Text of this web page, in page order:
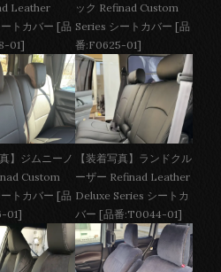
Leather
トカバー [品
01]
ック Refinad Custom
Series シートカバー [品
番:F0625-01]
】ジムニーノ
Custom
トカバー [品
01]
【装着写真】ランドクル
ーザー Refinad Leather
Deluxe Series シートカ
バー [品番:T0044-01]